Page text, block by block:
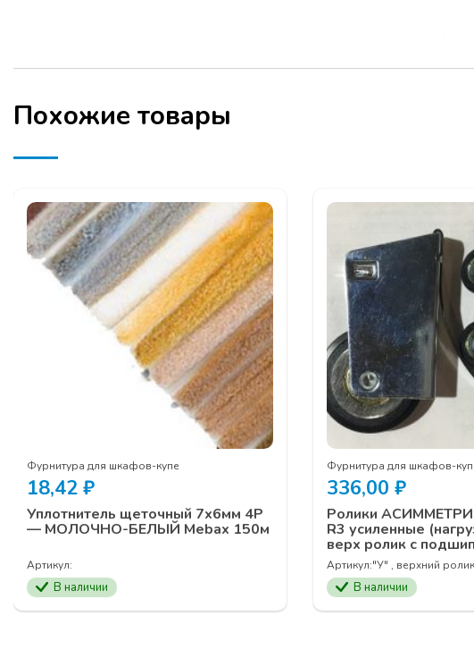
Похожие товары
Фурнитура для шкафов-купе
18,42 ₽
Уплотнитель щеточный 7х6мм 4Р
— МОЛОЧНО-БЕЛЫЙ Mebax 150м
Артикул:
В наличии
Фурнитура для шкафов-
336,00 ₽
Ролики
R3 усиленные
верх ролик с
Артикул:"У" , верхний
В наличии